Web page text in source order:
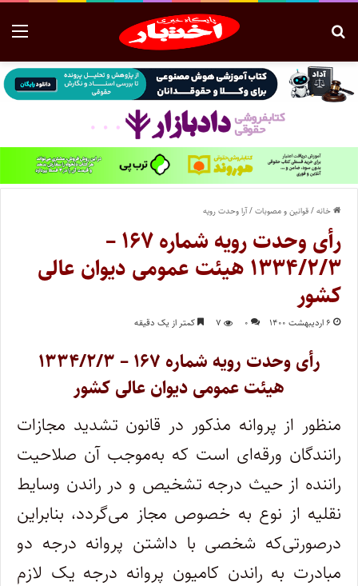
خانه/قوانین و مصوبات/آرا وحدت رویه
رأی وحدت رویه شماره ۱۶۷ –
۱۳۳۴/۲/۳ هیئت عمومی دیوان عالی
کشور
۶ اردیبهشت ۱۴۰۰ ۰ ۷ کمتر از یک دقیقه
رأی وحدت رویه شماره ۱۶۷ – ۱۳۳۴/۲/۳
هیئت عمومی دیوان عالی کشور
منظور از پروانه مذکور در قانون تشدید مجازات
رانندگان ورقه‌ای است که به‌موجب آن صلاحیت
راننده از حیث درجه تشخیص و در راندن وسایط
نقلیه از نوع به خصوص مجاز می‌گردد، بنابراین
درصورتی‌که شخصی با داشتن پروانه درجه دو
مبادرت به راندن کامیون پروانه درجه یک لازم